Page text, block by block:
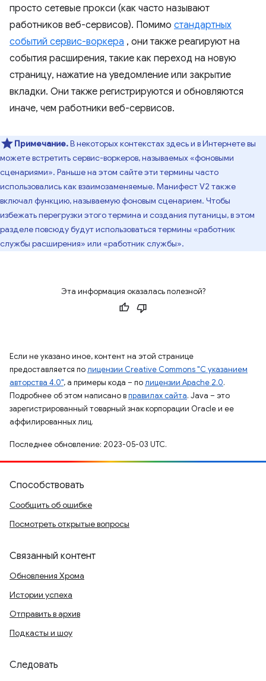
просто сетевые прокси (как часто называют
работников веб-сервисов). Помимо стандартных
событий сервис-воркера , они также реагируют на
события расширения, такие как переход на новую
страницу, нажатие на уведомление или закрытие
вкладки. Они также регистрируются и обновляются
иначе, чем работники веб-сервисов.
Примечание.В некоторых контекстах здесь и в Интернете вы
можете встретить сервис-воркеров, называемых «фоновыми
сценариями». Раньше на этом сайте эти термины часто
использовались как взаимозаменяемые. Манифест V2 также
включал функцию, называемую фоновым сценарием. Чтобы
избежать перегрузки этого термина и создания путаницы, в этом
разделе повсюду будут использоваться термины «работник
службы расширения» или «работник службы».
Эта информация оказалась полезной?
Если не указано иное, контент на этой странице
предоставляется полицензии Creative Commons "С указанием
авторства 4.0", а примеры кода – полицензии Apache 2.0.
Подробнее об этом написано вправилах сайта. Java – это
зарегистрированный товарный знак корпорации Oracle и ее
аффилированных лиц.
Последнее обновление: 2023-05-03 UTC.
Способствовать
Сообщить об ошибке
Посмотреть открытые вопросы
Связанный контент
Обновления Хрома
Истории успеха
Отправить в архив
Подкасты и шоу
Следовать